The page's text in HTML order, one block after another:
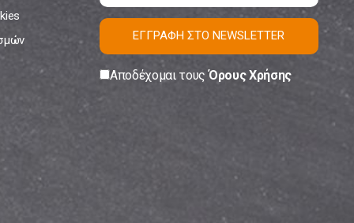
ΕΓΓΡΑΦΗ ΣΤΟ NEWSLETTER
Αποδέχομαι τουςΌρους Χρήσης